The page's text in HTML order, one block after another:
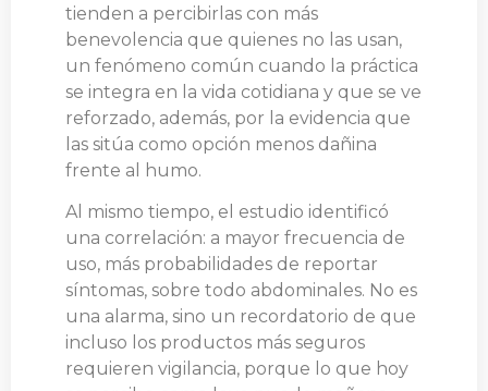
tienden a percibirlas con más
benevolencia que quienes no las usan,
un fenómeno común cuando la práctica
se integra en la vida cotidiana y que se ve
reforzado, además, por la evidencia que
las sitúa como opción menos dañina
frente al humo.
Al mismo tiempo, el estudio identificó
una correlación: a mayor frecuencia de
uso, más probabilidades de reportar
síntomas, sobre todo abdominales. No es
una alarma, sino un recordatorio de que
incluso los productos más seguros
requieren vigilancia, porque lo que hoy